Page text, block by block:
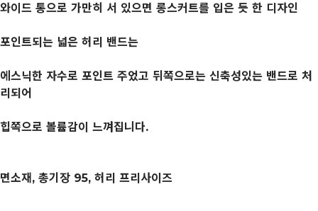
와이드 통으로 가만히 서 있으면 롱스커트를 입은 듯 한 디자인
포인트되는 넓은 허리 밴드는
에스닉한 자수로 포인트 주었고 뒤쪽으로는 신축성있는 밴드로 처
리되어
힙쪽으로 볼륨감이 느껴집니다.
면소재, 총기장 95, 허리 프리사이즈